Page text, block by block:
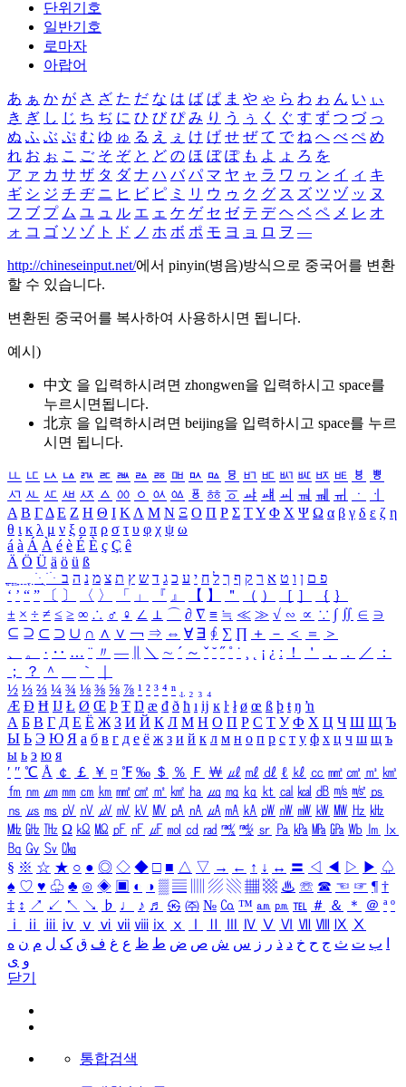
단위기호
일반기호
로마자
아랍어
あ ぁ か が さ ざ た だ な は ば ぱ ま や ゃ ら わ ゎ ん い ぃ
き ぎ し じ ち ぢ に ひ び ぴ み り う ぅ く ぐ す ず つ づ っ
ぬ ふ ぶ ぷ む ゆ ゅ る え ぇ け げ せ ぜ て で ね へ べ ぺ め
れ お ぉ こ ご そ ぞ と ど の ほ ぼ ぽ も よ ょ ろ を
ア ァ カ サ ザ タ ダ ナ ハ バ パ マ ヤ ャ ラ ワ ヮ ン イ ィ キ
ギ シ ジ チ ヂ ニ ヒ ビ ピ ミ リ ウ ゥ ク グ ス ズ ツ ヅ ッ ヌ
フ ブ プ ム ユ ュ ル エ ェ ケ ゲ セ ゼ テ デ ヘ ベ ペ メ レ オ
ォ コ ゴ ソ ゾ ト ド ノ ホ ボ ポ モ ヨ ョ ロ ヲ ―
http://chineseinput.net/에서 pinyin(병음)방식으로 중국어를 변환
할 수 있습니다.
변환된 중국어를 복사하여 사용하시면 됩니다.
예시)
中文 을 입력하시려면 zhongwen을 입력하시고 space를
누르시면됩니다.
北京 을 입력하시려면 beijing을 입력하시고 space를 누르
시면 됩니다.
ㅥ ㅦ ㅧ ㅨ ㅩ ㅪ ㅫ ㅬ ㅭ ㅮ ㅯ ㅰ ㅱ ㅲ ㅳ ㅴ ㅵ ㅶ ㅷ ㅸ
ㅹ
ㅺ ㅻ ㅼ ㅽ ㅾ ㅿ ㆀ ㆁ ㆂ ㆃ ㆄ ㆅ ㆆ ㆇ ㆈ ㆉ ㆊ ㆋ ㆌ ㆍ
ㆎ
Α Β ΓΔ Ε Ζ Η Θ Ι ΚΛ Μ Ν Ξ Ο Π Ρ Σ ΤΥ Φ Χ Ψ Ω α β γ δ ε ζ η
θ ι κ λ μ ν ξ ο π ρ σ τ υ φ χ ψ ω
á à Á À é è É È ç Ç ê
Ä Ö Ü ä ö ü ß
ִֶֹ ֻּ ׁׂ פ ם ן ו ט א ר ק ף ך ל ח י ע כ ג ד ש ץ ת צ מ נ ה ב
‘ ’ “ ” 〔 〕 〈 〉 「 」 『 』 【 】 ＂ （ ） ［ ］ ｛ ｝
± × ÷ ≠ ≤ ≥ ∞ ∴ ♂ ♀ ∠ ⊥ ⌒ ∂ ∇ ≡ ≒ ≪ ≫ √ ∽ ∝ ∵ ∫ ∬ ∈ ∋
⊆ ⊇ ⊂ ⊃ ∪ ∩ ∧ ∨ ￢ ⇒ ⇔ ∀ ∃ ∮ ∑ ∏ ＋ － ＜ ＝
＞
、
。 · ‥ … ¨ 〃 ― ＼ ∼ ´ ～ ˇ ˘ ˝ ˚ ˙ ¸ ¡ ¿ ː ！ ＇ ， ． ／
：
；
？ ＾ ｀
½ ⅓ ⅔ ¼ ¾ ⅛ ⅜ ⅝ ⅞ ¹ ² ³ ⁴ ⁿ ₁ ₂ ₃ ₄
Æ Ð Ħ Ĳ Ł Ø Œ Þ Ŧ Ŋ æ đ ð ħ ı ĳ ĸ ŀ ł ø œ ß þ ŧ ŋ ŉ
А Б В Г Д Е Ё Ж З И Й К Л М Н О П Р С Т У Ф Х Ц Ч Ш Щ Ъ
Ы Ь Э Ю Я а б в г д е ё ж з и й к л м н о п р с т у ф х ц ч ш щ ъ
ы ь э ю я
′ ″ ℃ Å ￠ ￡ ￥ ¤ ℉ ‰ ＄ ％ Ｆ ￦ ㎕ ㎖ ㎗ ℓ ㎘ ㏄ ㎣ ㎤ ㎥ ㎦
㎙ ㎚ ㎛ ㎜ ㎝ ㎞ ㎟ ㎠ ㎡ ㎢ ㏊ ㎍ ㎎ ㎏ ㏏ ㎈ ㎉ ㏈ ㎧ ㎨ ㎰
㎱ ㎲ ㎳ ㎴ ㎵ ㎶ ㎷ ㎸ ㎹ ㎀ ㎁ ㎂ ㎃ ㎄ ㎺ ㎻ ㎽ ㎾ ㎿ ㎐ ㎑
㎒ ㎓ ㎔ Ω ㏀ ㏁ ㎊ ㎋ ㎌ ㏖ ㏅ ㎭ ㎮ ㎯ ㏛ ㎩ ㎪ ㎫ ㎬ ㏝ ㏐
㏓
㏃ ㏉ ㏜ ㏆
§ ※ ☆ ★ ○ ● ◎ ◇ ◆ □ ■ △ ▽ → ← ↑ ↓ ↔ 〓 ◁ ◀ ▷ ▶ ♤
♠ ♡ ♥ ♧ ♣ ⊙ ◈ ▣ ◐ ◑ ▒ ▤ ▨ ▧ ▦ ▩ ♨ ☏ ☎ ☜ ☞ ¶ †
‡ ↕ ↗ ↙ ↖ ↘ ♭ ♩ ♪ ♬ ㉿ ㈜ № ㏇ ™ ㏂ ㏘ ℡ ＃ ＆ ＊ ＠ ª º
ⅰ
ⅱ ⅲ ⅳ ⅴ ⅵ ⅶ ⅷ ⅸ ⅹ Ⅳ Ⅴ Ⅵ Ⅶ Ⅷ Ⅸ Ⅹ
ب ت ث ج ح خ د ذ ر ز س ش ص ض ط ظ ع غ ف ق ک ل م ن ه
و ی
닫기
통합검색